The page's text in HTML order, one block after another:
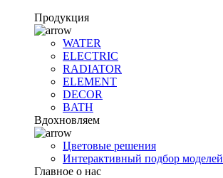
Продукция
WATER
ELECTRIC
RADIATOR
ELEMENT
DECOR
BATH
Вдохновляем
Цветовые решения
Интерактивный подбор моделей
Главное о нас